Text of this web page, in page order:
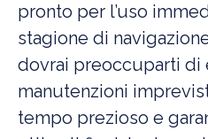
pronto per l’uso
stagione di
dovrai preoccuparti di
manutenzioni
tempo prezioso e